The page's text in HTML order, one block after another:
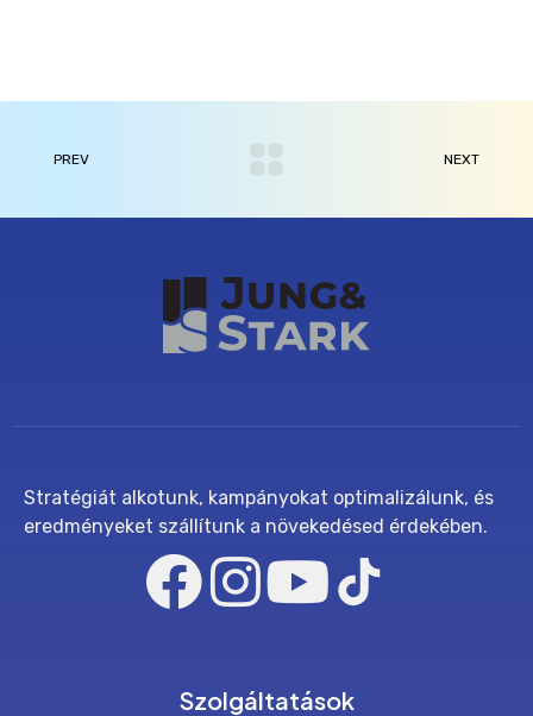
PREV NEXT
Stratégiát alkotunk, kampányokat optimalizálunk, és
eredményeket szállítunk a növekedésed érdekében.
Szolgáltatások